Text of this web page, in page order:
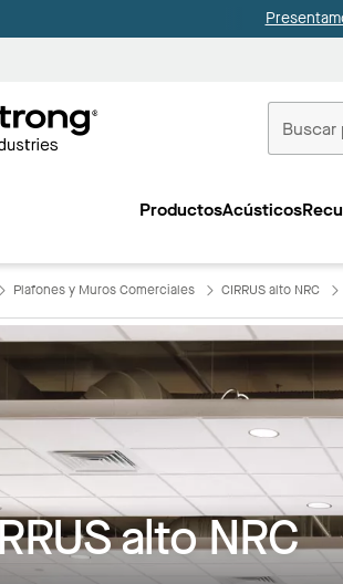
Inicio
ProductosAcústicos
Plafones y Muros Comerciales CIRRUS alto NRC
alto NRC